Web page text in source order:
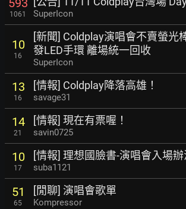
593
1061 SuperIcon
10
16
[新聞] Coldplay演唱會不賣螢光
發LED手環 離場統一回收
SuperIcon
13
16
[情報] Coldplay降落高雄！
savage31
14
21
[情報] 現在有票喔！
savin0725
10
17
[情報] 理想國臉書-演唱會入場辦
suba1121
51
65
[閒聊] 演唱會歌單
Kompressor